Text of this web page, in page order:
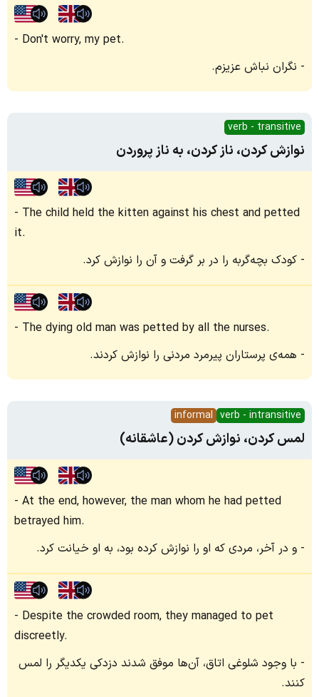
Don't worry, my pet.
نگران نباش عزیزم.
verb - transitive
نوازش کردن، ناز کردن، به ناز پروردن
The child held the kitten against his chest and petted
it.
کودک بچه‌گربه را در بر گرفت و آن را نوازش کرد.
The dying old man was petted by all the nurses.
همه‌ی پرستاران پیرمرد مردنی را نوازش کردند.
verb - intransitive
informal
لمس کردن، نوازش کردن (عاشقانه)
At the end, however, the man whom he had petted
betrayed him.
و در آخر، مردی که او را نوازش کرده بود، به او خیانت کرد.
Despite the crowded room, they managed to pet
discreetly.
با وجود شلوغی اتاق، آن‌ها موفق شدند دزدکی یکدیگر را لمس
کنند.